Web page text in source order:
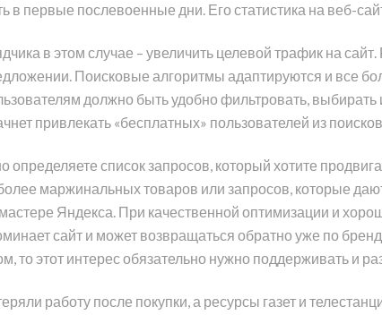
в первые послевоенные дни. Его статистика на веб-
в этом случае – увеличить целевой трафик на
Поисковые алгоритмы адаптируются и все
должно быть удобно фильтровать, выбирать
привлекать «бесплатных» пользователей из
определяете список запросов, который хотите
маржинальных товаров или запросов, которые
Яндекса. При качественной оптимизации и
сайт и может возвращаться обратно уже по
то этот интерес обязательно нужно поддерживать и
работу после покупки, а ресурсы газет и